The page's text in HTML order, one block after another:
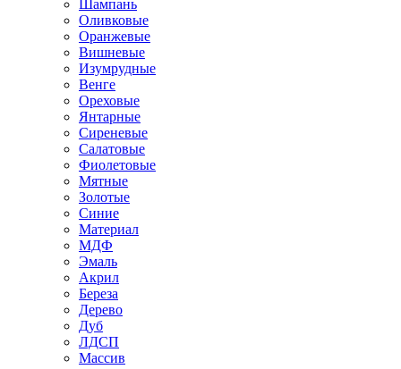
Шампань
Оливковые
Оранжевые
Вишневые
Изумрудные
Венге
Ореховые
Янтарные
Сиреневые
Салатовые
Фиолетовые
Мятные
Золотые
Синие
Материал
МДФ
Эмаль
Акрил
Береза
Дерево
Дуб
ЛДСП
Массив